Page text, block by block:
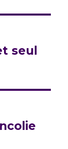
seul